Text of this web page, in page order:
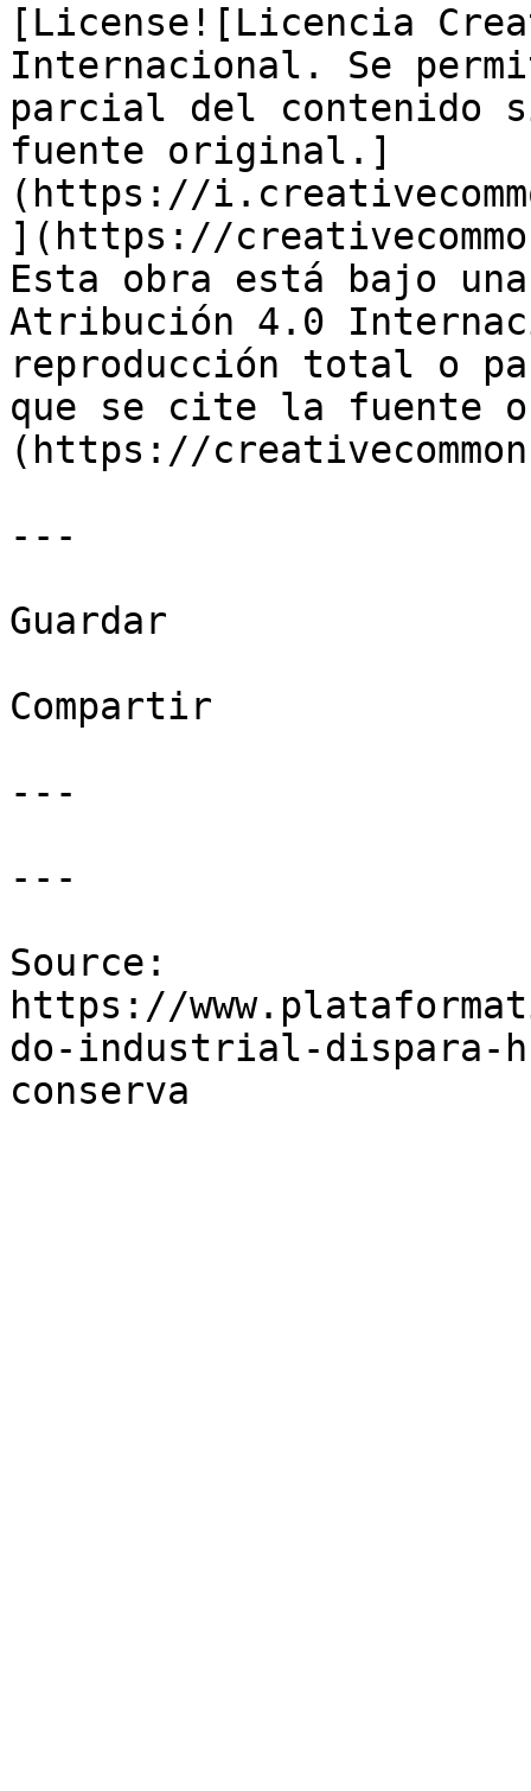
[License![Licencia
Internacional. Se
parcial del contenido
fuente original.]
(https://
](https://
Esta obra está bajo
Atribución 4.0
reproducción total o
que se cite la fuente
(https://
---
Guardar
Compartir
---
---
Source:
https://
do-industrial-dispara-